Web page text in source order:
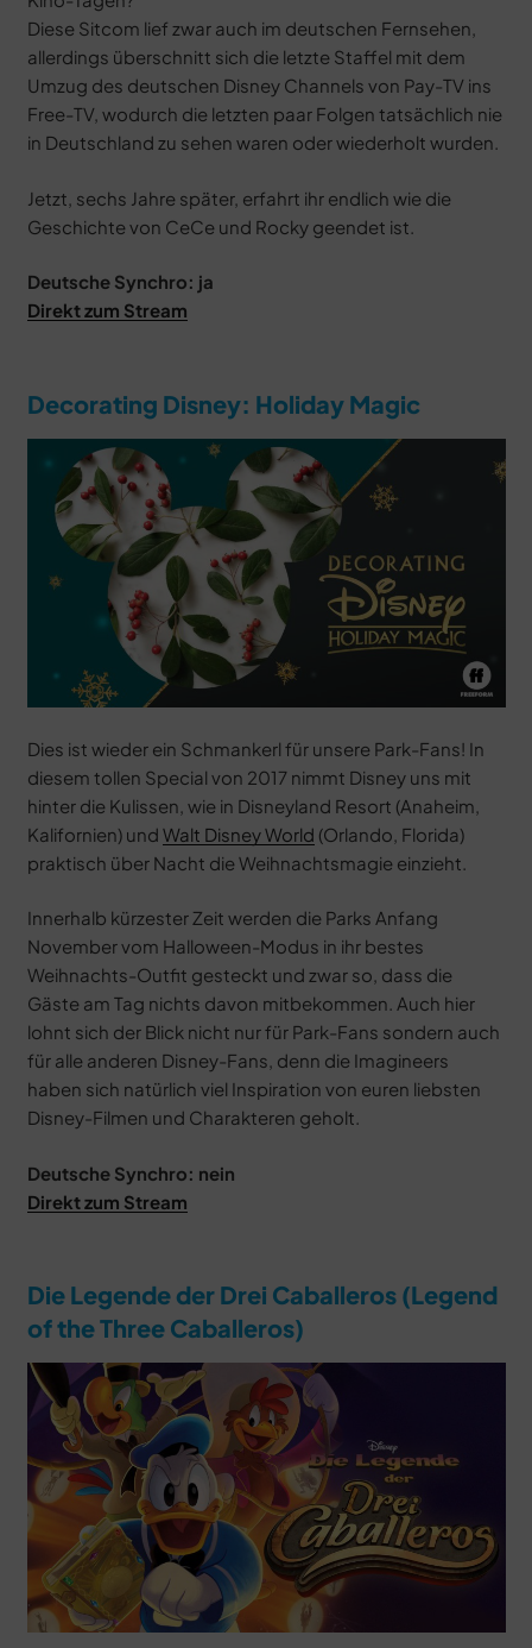
Diese Sitcom lief zwar auch im deutschen Fernsehen,
allerdings überschnitt sich die letzte Staffel mit dem
Umzug des deutschen Disney Channels von Pay-TV ins
Free-TV, wodurch die letzten paar Folgen tatsächlich nie
in Deutschland zu sehen waren oder wiederholt wurden.
Jetzt, sechs Jahre später, erfahrt ihr endlich wie die
Geschichte von CeCe und Rocky geendet ist.
Deutsche Synchro: ja
Direkt zum Stream
Decorating Disney: Holiday Magic
Dies ist wieder ein Schmankerl für unsere Park-Fans! In
diesem tollen Special von 2017 nimmt Disney uns mit
hinter die Kulissen, wie in Disneyland Resort (Anaheim,
Kalifornien) und Walt Disney World (Orlando, Florida)
praktisch über Nacht die Weihnachtsmagie einzieht.
Innerhalb kürzester Zeit werden die Parks Anfang
November vom Halloween-Modus in ihr bestes
Weihnachts-Outfit gesteckt und zwar so, dass die
Gäste am Tag nichts davon mitbekommen. Auch hier
lohnt sich der Blick nicht nur für Park-Fans sondern auch
für alle anderen Disney-Fans, denn die Imagineers
haben sich natürlich viel Inspiration von euren liebsten
Disney-Filmen und Charakteren geholt.
Deutsche Synchro: nein
Direkt zum Stream
Die Legende der Drei Caballeros (Legend
of the Three Caballeros)